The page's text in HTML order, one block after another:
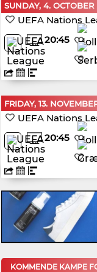
SUNDAY, 4. OCTOBER
UEFA Nations
20:45
FRIDAY, 13.
UEFA Nations
20:45
KOMMENDE KAMPE